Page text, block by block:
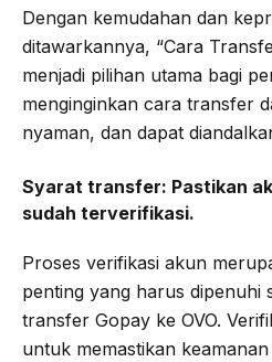
Dengan kemudahan dan
ditawarkannya, “Cara
menjadi pilihan utama bagi
menginginkan cara transfer
nyaman, dan dapat
Syarat transfer: Pastikan
sudah terverifikasi.
Proses verifikasi akun
penting yang harus dipenuhi
transfer Gopay ke OVO.
untuk memastikan